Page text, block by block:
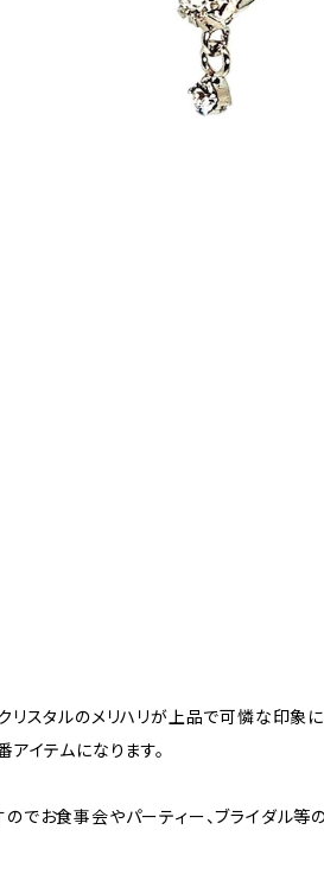
スタルのメリハリが上品で可憐な印象に
イテムになります。
でお食事会やパーティー、ブライダル等